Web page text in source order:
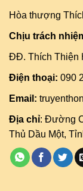
Hòa thượng
Chịu trách
ĐĐ. Thích Thiện
Điện thoại: 090
Email:
Địa chỉ: Đường
Thủ Dầu Một,